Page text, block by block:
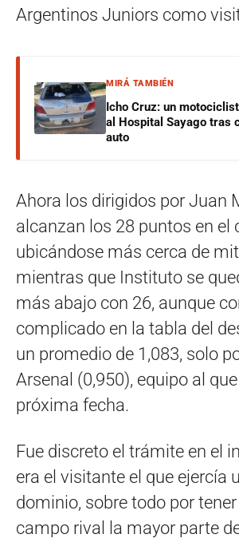
Argentinos Juniors como
MIRÁ TAMBIÉN
Icho Cruz: un
al Hospital Sayago tras
auto
Ahora los dirigidos por Juan
alcanzan los 28 puntos en el
ubicándose más cerca de
mientras que Instituto se
más abajo con 26, aunque
complicado en la tabla del
un promedio de 1,083, solo
Arsenal (0,950), equipo al
próxima fecha.
Fue discreto el trámite en el
era el visitante el que ejercía
dominio, sobre todo por
campo rival la mayor parte